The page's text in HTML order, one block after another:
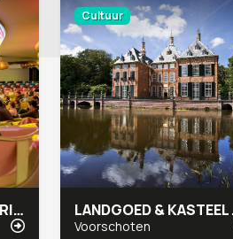
MEDIA PLAZA AUDITORIUMGEBIED CONGRESCENTRUM
Cultuur
Voorschoten